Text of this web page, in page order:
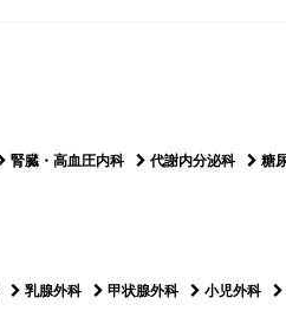
腎臓・高血圧内科 代謝内分泌科 糖
乳腺外科 甲状腺外科 小児外科